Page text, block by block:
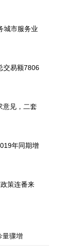
城市服务业
交易额7806
意见，二套
年同期增
策连番来
量骤增